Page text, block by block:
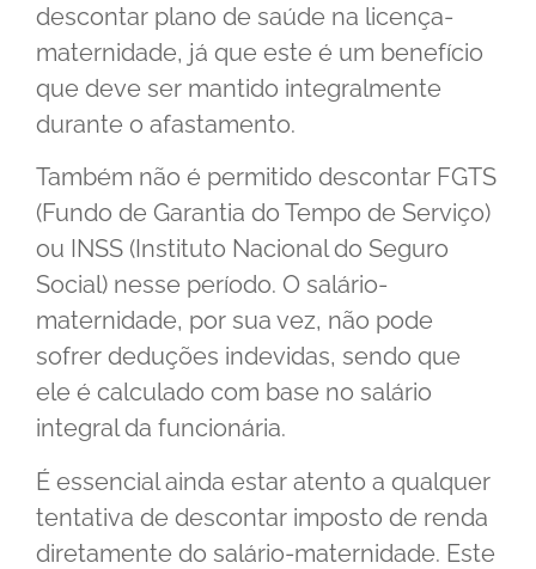
descontar plano de saúde na licença-
maternidade, já que este é um benefício
que deve ser mantido integralmente
durante o afastamento.
Também não é permitido descontar FGTS
(Fundo de Garantia do Tempo de Serviço)
ou INSS (Instituto Nacional do Seguro
Social) nesse período. O salário-
maternidade, por sua vez, não pode
sofrer deduções indevidas, sendo que
ele é calculado com base no salário
integral da funcionária.
É essencial ainda estar atento a qualquer
tentativa de descontar imposto de renda
diretamente do salário-maternidade. Este